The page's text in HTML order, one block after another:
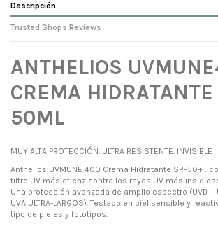
Descripción
Trusted Shops Reviews
ANTHELIOS
CREMA
50ML
MUY ALTA PROTECCIÓN. ULTRA RESISTENTE. INVISIBLE
Anthelios UVMUNE 400 Crema Hidratante SPF50+ :
filtro UV más eficaz contra los rayos UV más
Una protección avanzada de amplio espectro (UVB +
UVA ULTRA-LARGOS). Testado en piel sensible y
tipo de pieles y fototipos.